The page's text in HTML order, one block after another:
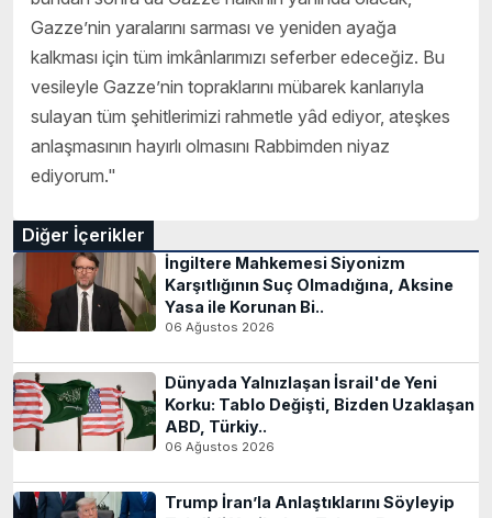
Gazze’nin yaralarını sarması ve yeniden ayağa
kalkması için tüm imkânlarımızı seferber edeceğiz. Bu
vesileyle Gazze’nin topraklarını mübarek kanlarıyla
sulayan tüm şehitlerimizi rahmetle yâd ediyor, ateşkes
anlaşmasının hayırlı olmasını Rabbimden niyaz
ediyorum."
Diğer İçerikler
İngiltere Mahkemesi Siyonizm
Karşıtlığının Suç Olmadığına, Aksine
Yasa ile Korunan Bi..
06 Ağustos 2026
Dünyada Yalnızlaşan İsrail'de Yeni
Korku: Tablo Değişti, Bizden Uzaklaşan
ABD, Türkiy..
06 Ağustos 2026
Trump İran’la Anlaştıklarını Söyleyip